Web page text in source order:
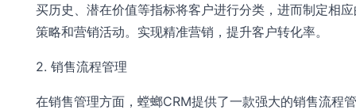
买历史、潜在价值等指标将客户进行分类，进而制定相
策略和营销活动。实现精准营销，提升客户转化率。
2. 销售流程管理
在销售管理方面，螳螂CRM提供了一款强大的销售流程